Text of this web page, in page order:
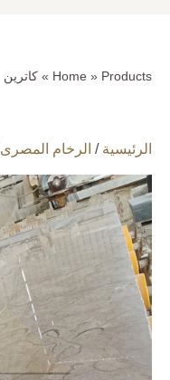
Home » Products
» كاترين
الرئيسية / الرخام المصرى